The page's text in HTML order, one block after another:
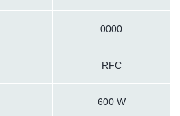
0000
RFC
600 W